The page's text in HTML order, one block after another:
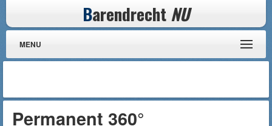
Barendrecht NU
MENU
Permanent 360°